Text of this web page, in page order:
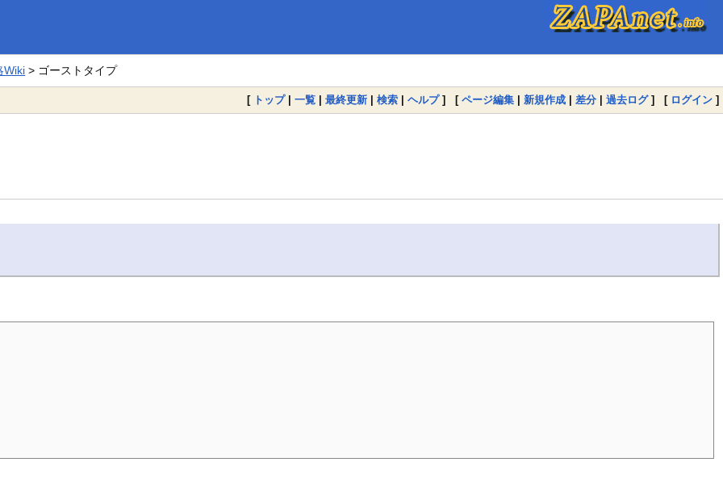
Wiki > ゴーストタイプ
[ トップ| 一覧 | 最終更新 | 検索 | ヘルプ] [ ページ編集 | 新規作成 | 差分 | 過去ログ] [ ログイン ]